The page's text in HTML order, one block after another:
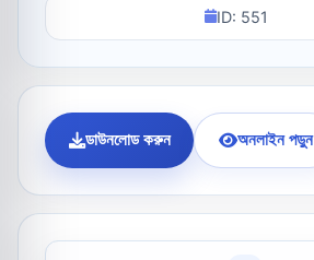
ID: 551
ডাউনলোড করুন অনলাইন পড়ুন